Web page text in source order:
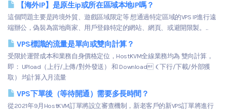
【海外IP】是原生ip或所在區域本地IP嗎？
這個問題主要是跨境外貿、遊戲區域限定等 想通過特定區域的VPS IP進行遠
端辦公，偽裝為當地商家、用戶登錄特定的網站、網頁、或避開限製。...
VPS標識的流量是單向或雙向計算？
受限於運營成本和業務自身價格定位，HostKVM全線業務均為 雙向計算，
即： UPload（上行/上傳/對外發送） 和 Download（下行/下載/外部獲
取） 均計算入月流量
VPS下單後（等待開通）需要多長時間？
從2021年9月HostKVM訂單將設立審查機制，新老客戶的新VPS訂單將進行